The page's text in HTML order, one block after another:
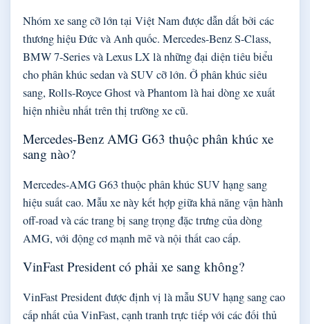
Nhóm xe sang cỡ lớn tại Việt Nam được dẫn dắt bởi các
thương hiệu Đức và Anh quốc. Mercedes-Benz S-Class,
BMW 7-Series và Lexus LX là những đại diện tiêu biểu
cho phân khúc sedan và SUV cỡ lớn. Ở phân khúc siêu
sang, Rolls-Royce Ghost và Phantom là hai dòng xe xuất
hiện nhiều nhất trên thị trường xe cũ.
Mercedes-Benz AMG G63 thuộc phân khúc xe
sang nào?
Mercedes-AMG G63 thuộc phân khúc SUV hạng sang
hiệu suất cao. Mẫu xe này kết hợp giữa khả năng vận hành
off-road và các trang bị sang trọng đặc trưng của dòng
AMG, với động cơ mạnh mẽ và nội thất cao cấp.
VinFast President có phải xe sang không?
VinFast President được định vị là mẫu SUV hạng sang cao
cấp nhất của VinFast, cạnh tranh trực tiếp với các đối thủ